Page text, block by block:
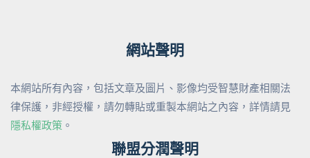
網站聲明
本網站所有內容，包括文章及圖片、影像均受智慧財產相關法
律保護，非經授權，請勿轉貼或重製本網站之內容，詳情請見
隱私權政策 。
聯盟分潤聲明